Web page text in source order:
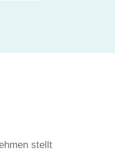
stellt